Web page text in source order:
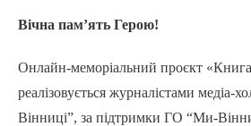
Вічна пам’ять Герою!
Онлайн-меморіальний проєкт «Книга
реалізовується журналістами медіа-
Вінниці”, за підтримки ГО “Ми-